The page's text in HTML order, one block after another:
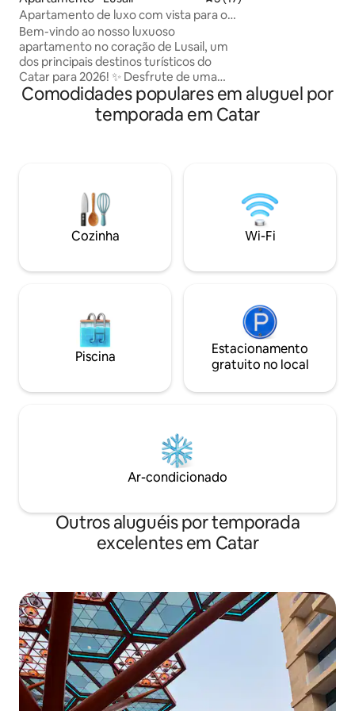
Apartamento de luxo com vista para o
mar em Lusail
Bem-vindo ao nosso luxuoso
apartamento no coração de Lusail, um
dos principais destinos turísticos do
Catar para 2026! ✨ Desfrute de uma
vista deslumbrante da orla de Lusail,
com uma localização excepcional perto
das melhores atrações: • A poucos
Hamad O apartamento tem 113 m², com
um design moderno e uma atmosfera
confortável que inclui: • Sala de estar
espaçosa com móveis elegantes •
todos os suprimentos • A vista direta
proximidades. O
público fica a
Comodidades populares em aluguel por
temporada em Catar
Cozinha Wi-Fi
Piscina
Estacionamento
gratuito no local
Ar-condicionado
Outros aluguéis por temporada
excelentes em Catar